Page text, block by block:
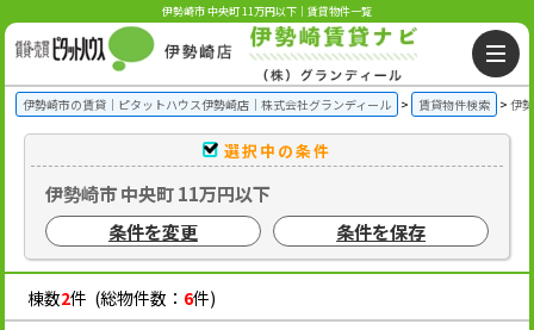
伊勢崎市 中央町 11万円以下｜賃貸物件一覧
伊勢崎市の賃貸｜ピタットハウス伊勢崎店｜株式会社グランディール 賃貸物件検索 伊
選択中の条件
伊勢崎市 中央町 11万円以下
条件を変更
条件を保存
棟数2件 (総物件数： 6件)